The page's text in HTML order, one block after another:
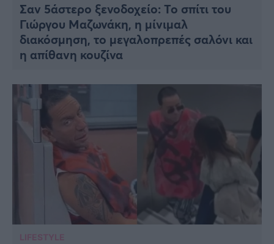
Σαν 5άστερο ξενοδοχείο: Το σπίτι του
Γιώργου Μαζωνάκη, η μίνιμαλ
διακόσμηση, το μεγαλοπρεπές σαλόνι και
η απίθανη κουζίνα
LIFESTYLE